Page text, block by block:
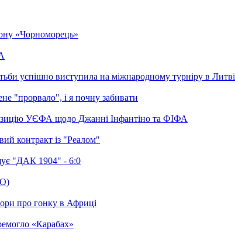
«Чорноморець»
успішно виступила на міжнародному турніру в Литві
"прорвало", і я почну забивати
УЄФА щодо Джанні Інфантіно та ФІФА
контракт із "Реалом"
"ДАК 1904" - 6:0
про гонку в Африці
«Карабах»